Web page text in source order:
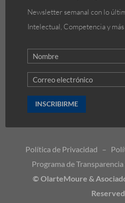
Newsletter semanal con lo
Intelectual, Competencia y más
INSCRIBIRME
Política de Privacidad –
Programa de
© OlarteMoure &
Reserved.